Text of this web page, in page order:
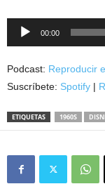
Reproductor
00:00
Podcast: Reproducir
Suscríbete: Spotify |
ETIQUETAS 1960S